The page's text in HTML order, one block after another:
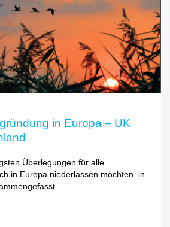
in Europa – UK
Überlegungen für alle
in Europa niederlassen möchten, in